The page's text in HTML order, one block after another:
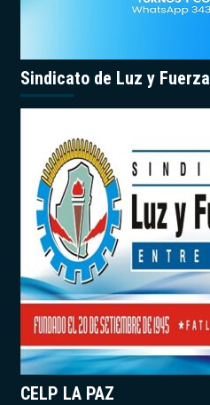
Sindicato de Luz y Fuerza
CELP LA PAZ